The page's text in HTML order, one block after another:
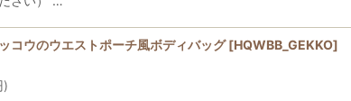
コウのウエストポーチ風ボディバッグ [HQWBB_GEKKO]
)